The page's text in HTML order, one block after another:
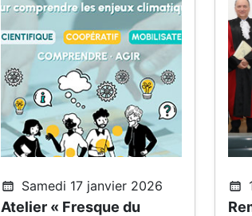
Samedi 17 janvier 2026
Atelier « Fresque du